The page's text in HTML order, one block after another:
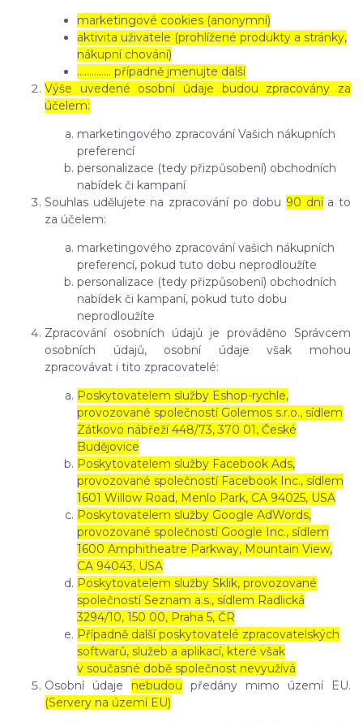
marketingové cookies (anonymní)
aktivita uživatele (prohlížené produkty a stránky,
nákupní chování)
………….. případně jmenujte další
Výše uvedené osobní údaje budou zpracovány za
účelem:
marketingového zpracování Vašich nákupních
preferencí
personalizace (tedy přizpůsobení) obchodních
nabídek či kampaní
Souhlas udělujete na zpracování po dobu 90 dnía to
za účelem:
marketingového zpracování vašich nákupních
preferencí, pokud tuto dobu neprodloužíte
personalizace (tedy přizpůsobení) obchodních
nabídek či kampaní, pokud tuto dobu
neprodloužíte
Zpracování osobních údajů je prováděno Správcem
osobních údajů, osobní údaje však mohou
zpracovávat i tito zpracovatelé:
Poskytovatelem služby Eshop-rychle,
provozované společností Golemos s.r.o., sídlem
Zátkovo nábřeží 448/73, 370 01, České
Budějovice
Poskytovatelem služby Facebook Ads,
provozované společností Facebook Inc., sídlem
1601 Willow Road, Menlo Park, CA 94025, USA
Poskytovatelem služby Google AdWords,
provozované společností Google Inc., sídlem
1600 Amphitheatre Parkway, Mountain View,
CA 94043, USA
Poskytovatelem služby Sklik, provozované
společností Seznam a.s., sídlem Radlická
3294/10, 150 00, Praha 5, ČR
Případně další poskytovatelé zpracovatelských
softwarů, služeb a aplikací, které však
v současné době společnost nevyužívá
Osobní údaje nebudou předány mimo území EU.
(Servery na území EU)